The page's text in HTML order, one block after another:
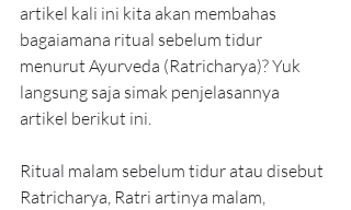
artikel kali ini kita akan membahas
bagaiamana ritual sebelum tidur
menurut Ayurveda (Ratricharya)? Yuk
langsung saja simak penjelasannya
artikel berikut ini.
Ritual malam sebelum tidur atau disebut
Ratricharya, Ratri artinya malam,